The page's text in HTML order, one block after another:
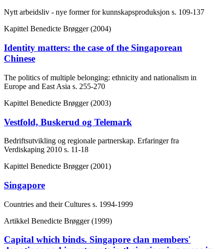
Nytt arbeidsliv - nye former for kunnskapsproduksjon s. 109-137
Kapittel Benedicte Brøgger (2004)
Identity matters: the case of the Singaporean
Chinese
The politics of multiple belonging: ethnicity and nationalism in
Europe and East Asia s. 255-270
Kapittel Benedicte Brøgger (2003)
Vestfold, Buskerud og Telemark
Bedriftsutvikling og regionale partnerskap. Erfaringer fra
Verdiskaping 2010 s. 11-18
Kapittel Benedicte Brøgger (2001)
Singapore
Countries and their Cultures s. 1994-1999
Artikkel Benedicte Brøgger (1999)
Capital which binds. Singapore clan members'